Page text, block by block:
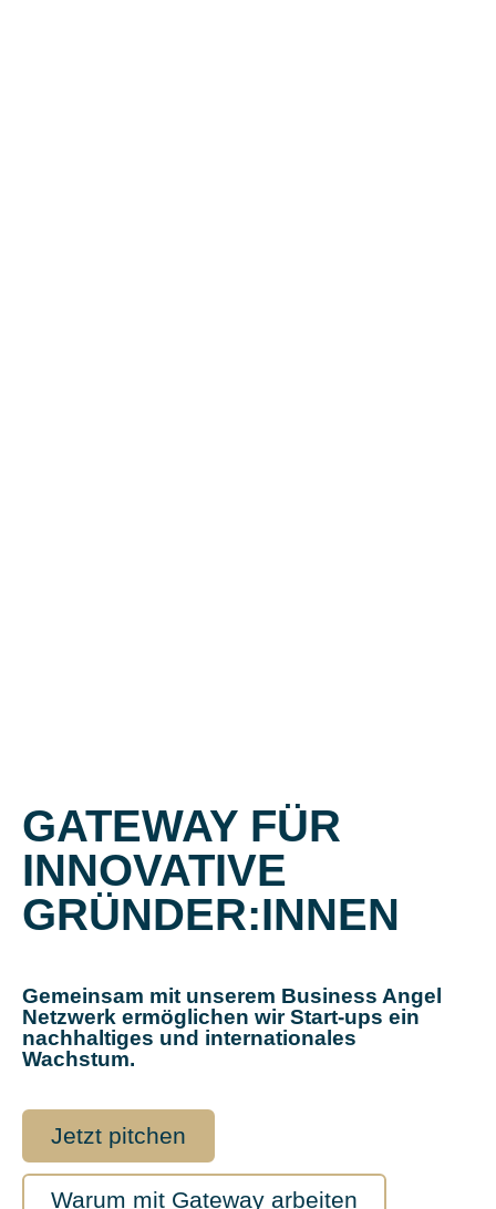
GATEWAY FÜR
INNOVATIVE
GRÜNDER:INNEN
Gemeinsam mit unserem Business Angel
Netzwerk ermöglichen wir Start-ups ein
nachhaltiges und internationales
Wachstum.
Jetzt pitchen
Warum mit Gateway arbeiten